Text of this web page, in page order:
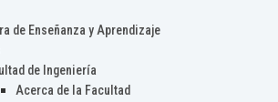
de Enseñanza y Aprendizaje
de Ingeniería
Acerca de la Facultad